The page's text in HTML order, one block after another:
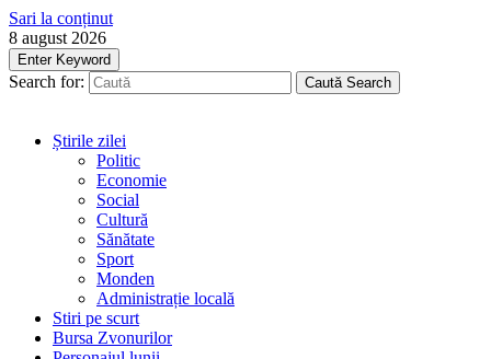
Sari la conținut
8 august 2026
Enter Keyword
Search for: Caută Search
Știrile zilei
Politic
Economie
Social
Cultură
Sănătate
Sport
Monden
Administrație locală
Stiri pe scurt
Bursa Zvonurilor